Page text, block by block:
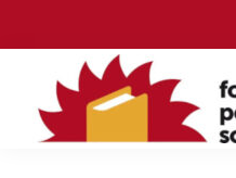
to
primary
navigation
to
content
to
primary
sidebar
to